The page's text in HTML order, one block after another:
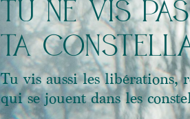
tu ne vis
ta
Tu vis aussi les libérations,
qui se jouent dans les